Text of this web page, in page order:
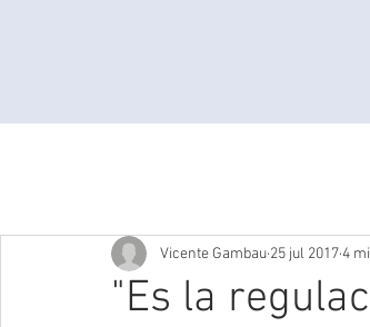
"Es la
Vicente Gambau 25 jul 20174